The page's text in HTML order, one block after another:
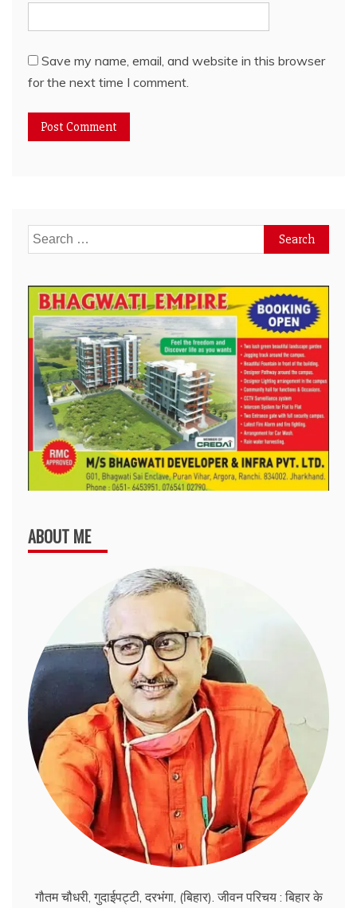
Save my name, email, and website in this browser
for the next time I comment.
Search
for:
ABOUT ME
गौतम चौधरी, गुदाईपट्टी, दरभंगा, (बिहार). जीवन परिचय : बिहार के